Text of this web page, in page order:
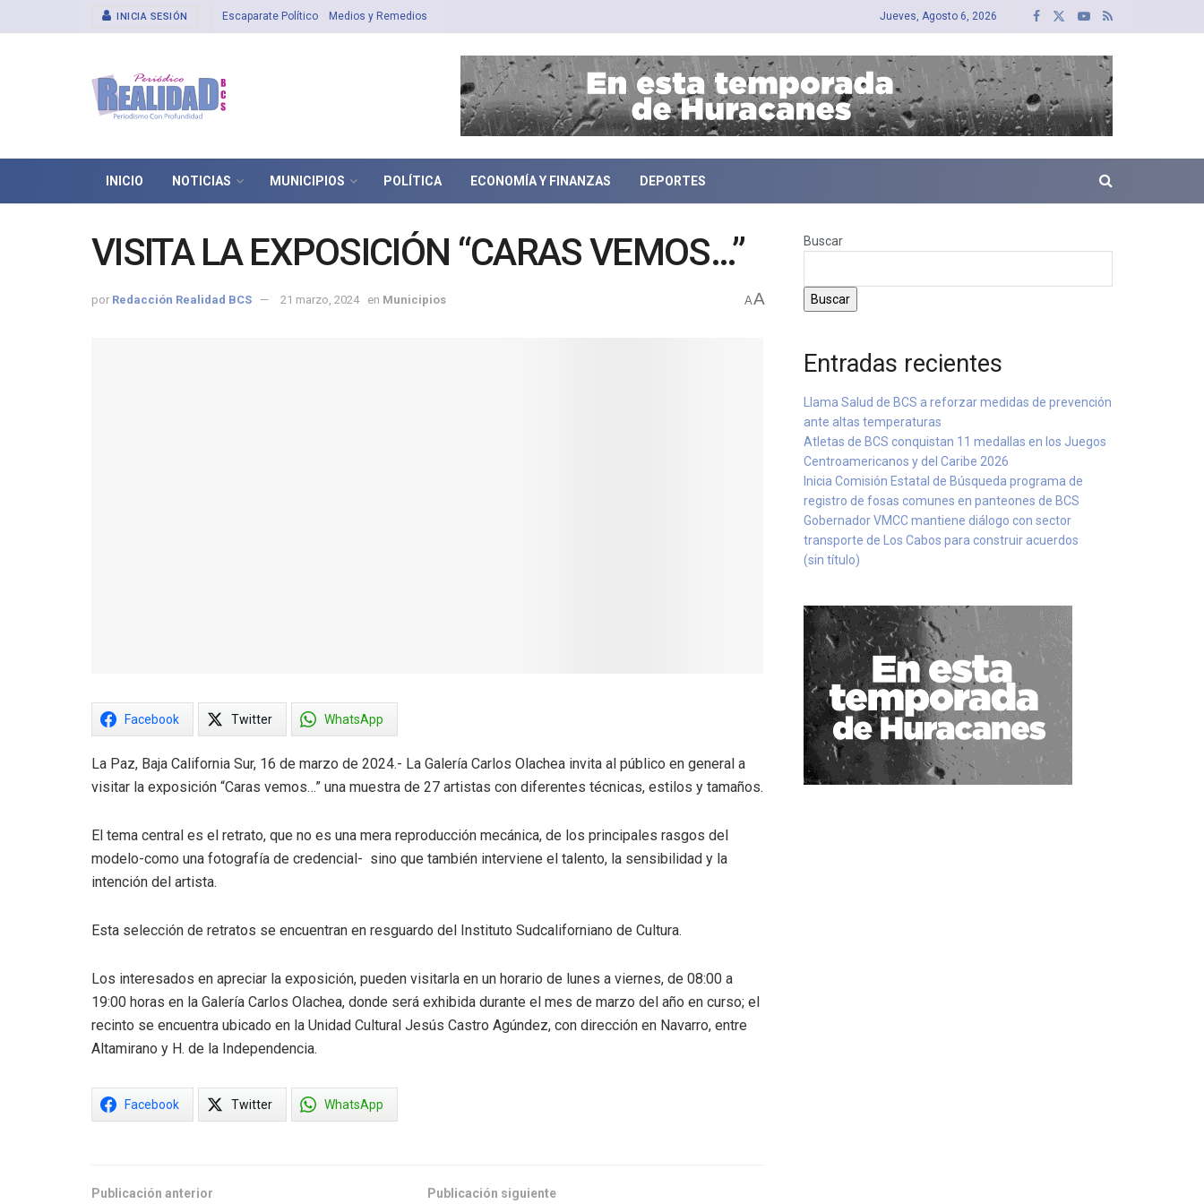
INICIA SESIÓN Escaparate Político Medios y Remedios Jueves, Agosto 6, 2026
INICIO NOTICIAS MUNICIPIOS POLÍTICA ECONOMÍA Y FINANZAS DEPORTES
VISITA LA EXPOSICIÓN “CARAS VEMOS…”
por Redacción Realidad BCS 21 marzo, 2024 en Municipios AA
Facebook Twitter WhatsApp
La Paz, Baja California Sur, 16 de marzo de 2024.- La Galería Carlos Olachea invita al público en general a
visitar la exposición “Caras vemos…” una muestra de 27 artistas con diferentes técnicas, estilos y tamaños.
El tema central es el retrato, que no es una mera reproducción mecánica, de los principales rasgos del
modelo-como una fotografía de credencial- sino que también interviene el talento, la sensibilidad y la
intención del artista.
Esta selección de retratos se encuentran en resguardo del Instituto Sudcaliforniano de Cultura.
Los interesados en apreciar la exposición, pueden visitarla en un horario de lunes a viernes, de 08:00 a
19:00 horas en la Galería Carlos Olachea, donde será exhibida durante el mes de marzo del año en curso; el
recinto se encuentra ubicado en la Unidad Cultural Jesús Castro Agúndez, con dirección en Navarro, entre
Altamirano y H. de la Independencia.
Facebook Twitter WhatsApp
Publicación anterior Publicación siguiente
Buscar
Buscar
Entradas recientes
Llama Salud de BCS a reforzar medidas de prevención
ante altas temperaturas
Atletas de BCS conquistan 11 medallas en los Juegos
Centroamericanos y del Caribe 2026
Inicia Comisión Estatal de Búsqueda programa de
registro de fosas comunes en panteones de BCS
Gobernador VMCC mantiene diálogo con sector
transporte de Los Cabos para construir acuerdos
(sin título)